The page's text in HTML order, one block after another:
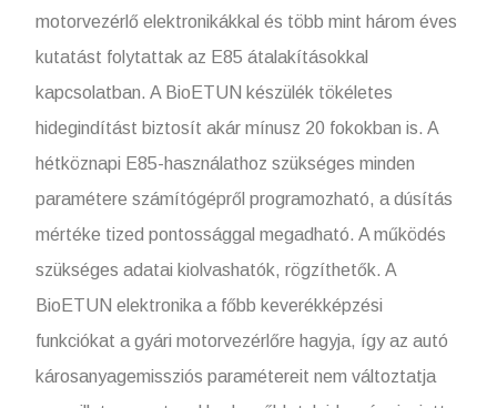
motorvezérlő elektronikákkal és több mint három éves
kutatást folytattak az E85 átalakításokkal
kapcsolatban. A BioETUN készülék tökéletes
hidegindítást biztosít akár mínusz 20 fokokban is. A
hétköznapi E85-használathoz szükséges minden
paramétere számítógépről programozható, a dúsítás
mértéke tized pontossággal megadható. A működés
szükséges adatai kiolvashatók, rögzíthetők. A
BioETUN elektronika a főbb keverékképzési
funkciókat a gyári motorvezérlőre hagyja, így az autó
károsanyagemissziós paramétereit nem változtatja